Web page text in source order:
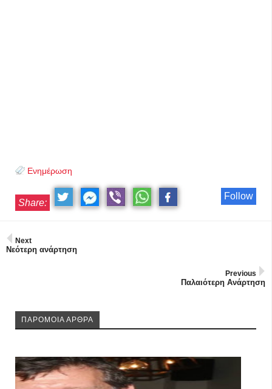
Ενημέρωση
Follow
Share:
Next
Νεότερη ανάρτηση
Previous
Παλαιότερη Ανάρτηση
ΠΑΡΟΜΟΙΑ ΑΡΘΡΑ